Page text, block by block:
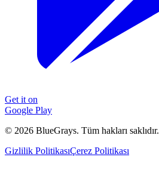
Get it on
Google Play
© 2026 BlueGrays. Tüm hakları saklıdır.
Gizlilik PolitikasıÇerez Politikası